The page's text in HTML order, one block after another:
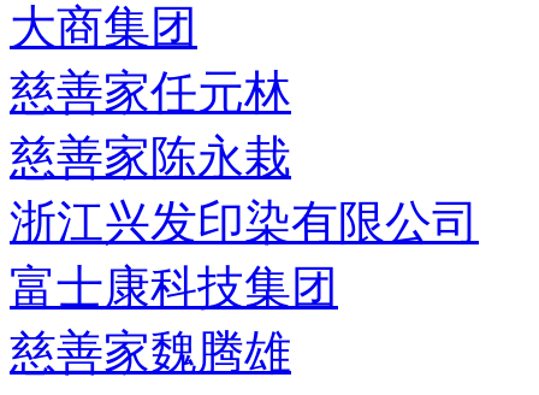
大商集团
慈善家任元林
慈善家陈永栽
浙江兴发印染有限公司
富士康科技集团
慈善家魏腾雄